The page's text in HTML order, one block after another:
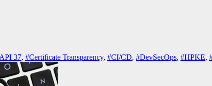
37, #Certificate Transparency, #CI/CD, #DevSecOps, #HPKE,